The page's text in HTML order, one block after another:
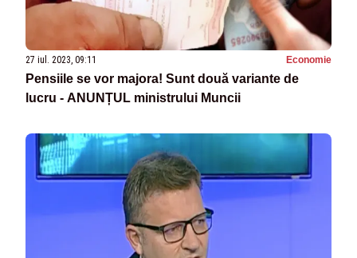
27 iul. 2023, 09:11 Economie
Pensiile se vor majora! Sunt două variante de
lucru - ANUNȚUL ministrului Muncii